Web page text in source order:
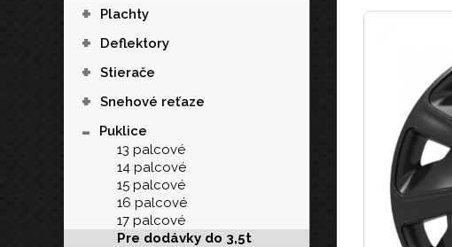
+ Plachty
+ Deflektory
+ Stierače
+ Snehové reťaze
-
Puklice
13 palcové
14 palcové
15 palcové
16 palcové
17 palcové
Pre dodávky do 3,5t
-1,60 €